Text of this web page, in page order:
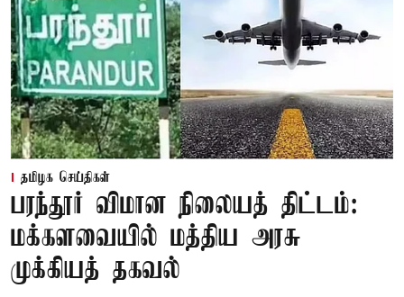
தமிழக செய்திகள்
பரந்தூர் விமான நிலையத் திட்டம்:
மக்களவையில் மத்திய அரசு
முக்கியத் தகவல்